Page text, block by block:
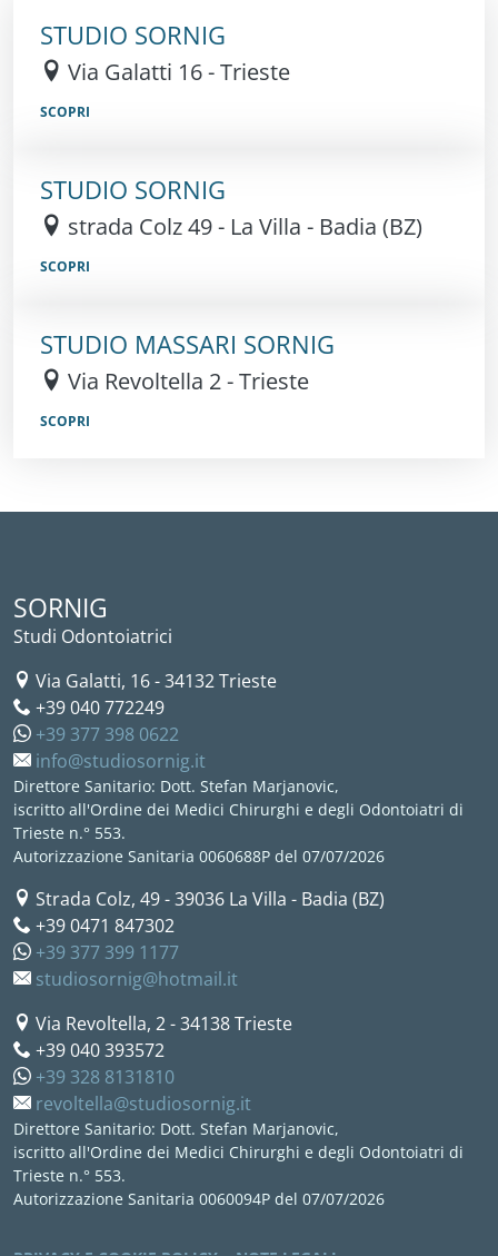
STUDIO SORNIG
Via Galatti 16 - Trieste
SCOPRI
STUDIO SORNIG
strada Colz 49 - La Villa - Badia (BZ)
SCOPRI
STUDIO MASSARI SORNIG
Via Revoltella 2 - Trieste
SCOPRI
SORNIG
Studi Odontoiatrici
Via Galatti, 16-34132Trieste
+39 040 772249
+39 377 398 0622
info@studiosornig.it
Direttore Sanitario: Dott. Stefan Marjanovic,
iscritto all'Ordine dei Medici Chirurghi e degli Odontoiatri di
Trieste n.° 553.
Autorizzazione Sanitaria 0060688P del 07/07/2026
Strada Colz, 49-39036 La Villa - Badia (BZ)
+39 0471 847302
+39 377 399 1177
studiosornig@hotmail.it
Via Revoltella, 2-34138Trieste
+39 040 393572
+39 328 8131810
revoltella@studiosornig.it
Direttore Sanitario: Dott. Stefan Marjanovic,
iscritto all'Ordine dei Medici Chirurghi e degli Odontoiatri di
Trieste n.° 553.
Autorizzazione Sanitaria 0060094P del 07/07/2026